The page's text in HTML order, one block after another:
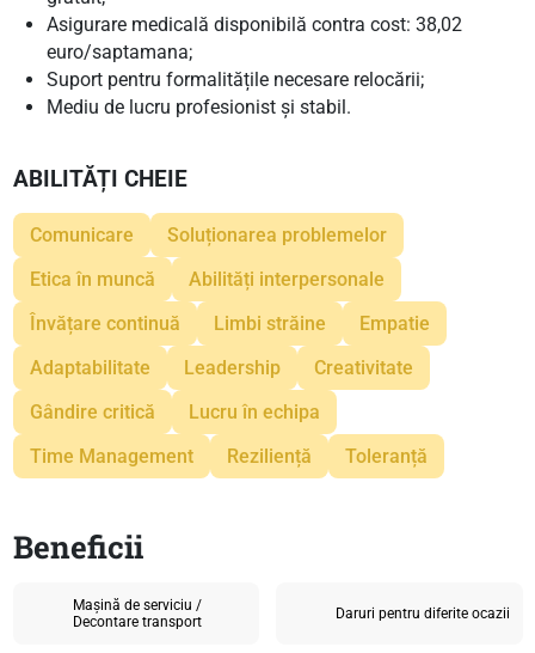
Asigurare medicală disponibilă contra cost: 38,02
euro/saptamana;
Suport pentru formalitățile necesare relocării;
Mediu de lucru profesionist și stabil.
ABILITĂȚI CHEIE
Comunicare
Soluționarea problemelor
Etica în muncă
Abilități interpersonale
Învățare continuă
Limbi străine
Empatie
Adaptabilitate
Leadership
Creativitate
Gândire critică
Lucru în echipa
Time Management
Reziliență Toleranță
Beneficii
Mașină de serviciu /
Decontare transport
Daruri pentru diferite ocazii